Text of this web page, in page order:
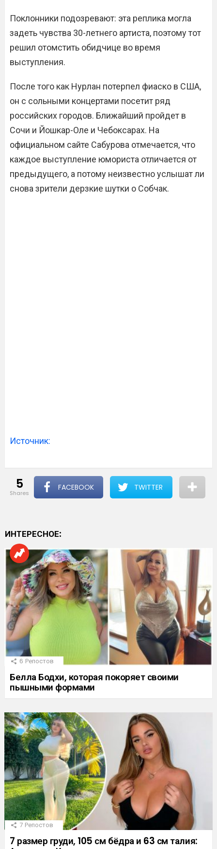
Поклонники подозревают: эта реплика могла
задеть чувства 30-летнего артиста, поэтому тот
решил отомстить обидчице во время
выступления.
После того как Нурлан потерпел фиаско в США,
он с сольными концертами посетит ряд
российских городов. Ближайший пройдет в
Сочи и Йошкар-Оле и Чебоксарах. На
официальном сайте Сабурова отмечается, что
каждое выступление юмориста отличается от
предыдущего, а потому неизвестно услышат ли
снова зрители дерзкие шутки о Собчак.
Источник:
5
shares
FACEBOOK TWITTER
ИНТЕРЕСНОЕ:
6 Репостов
Белла Бодхи, которая покоряет своими
пышными формами
7 Репостов
7 размер груди, 105 см бёдра и 63 см талия: